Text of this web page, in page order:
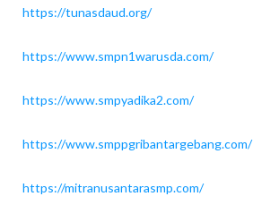
https://tunasdaud.org/
https://www.smpn1warusda.com/
https://www.smpyadika2.com/
https://www.smppgribantargebang.com/
https://mitranusantarasmp.com/